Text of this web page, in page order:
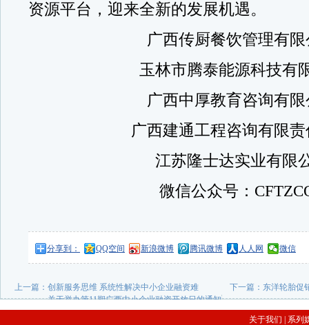
资源平台，迎来全新的发展机遇。
广西传厨餐饮管理有限
玉林市腾泰能源科技有
广西中厚教育咨询有限
广西建通工程咨询有限责
江苏隆士达实业有限
微信公众号：
分享到： QQ空间 新浪微博 腾讯微博 人人网 微信
上一篇： 创新服务思维 系统性解决中小企业融资难
————关于举办第11期广西中小企业融资开放日的通知
下一篇： 东洋轮胎促
关于我们 系列